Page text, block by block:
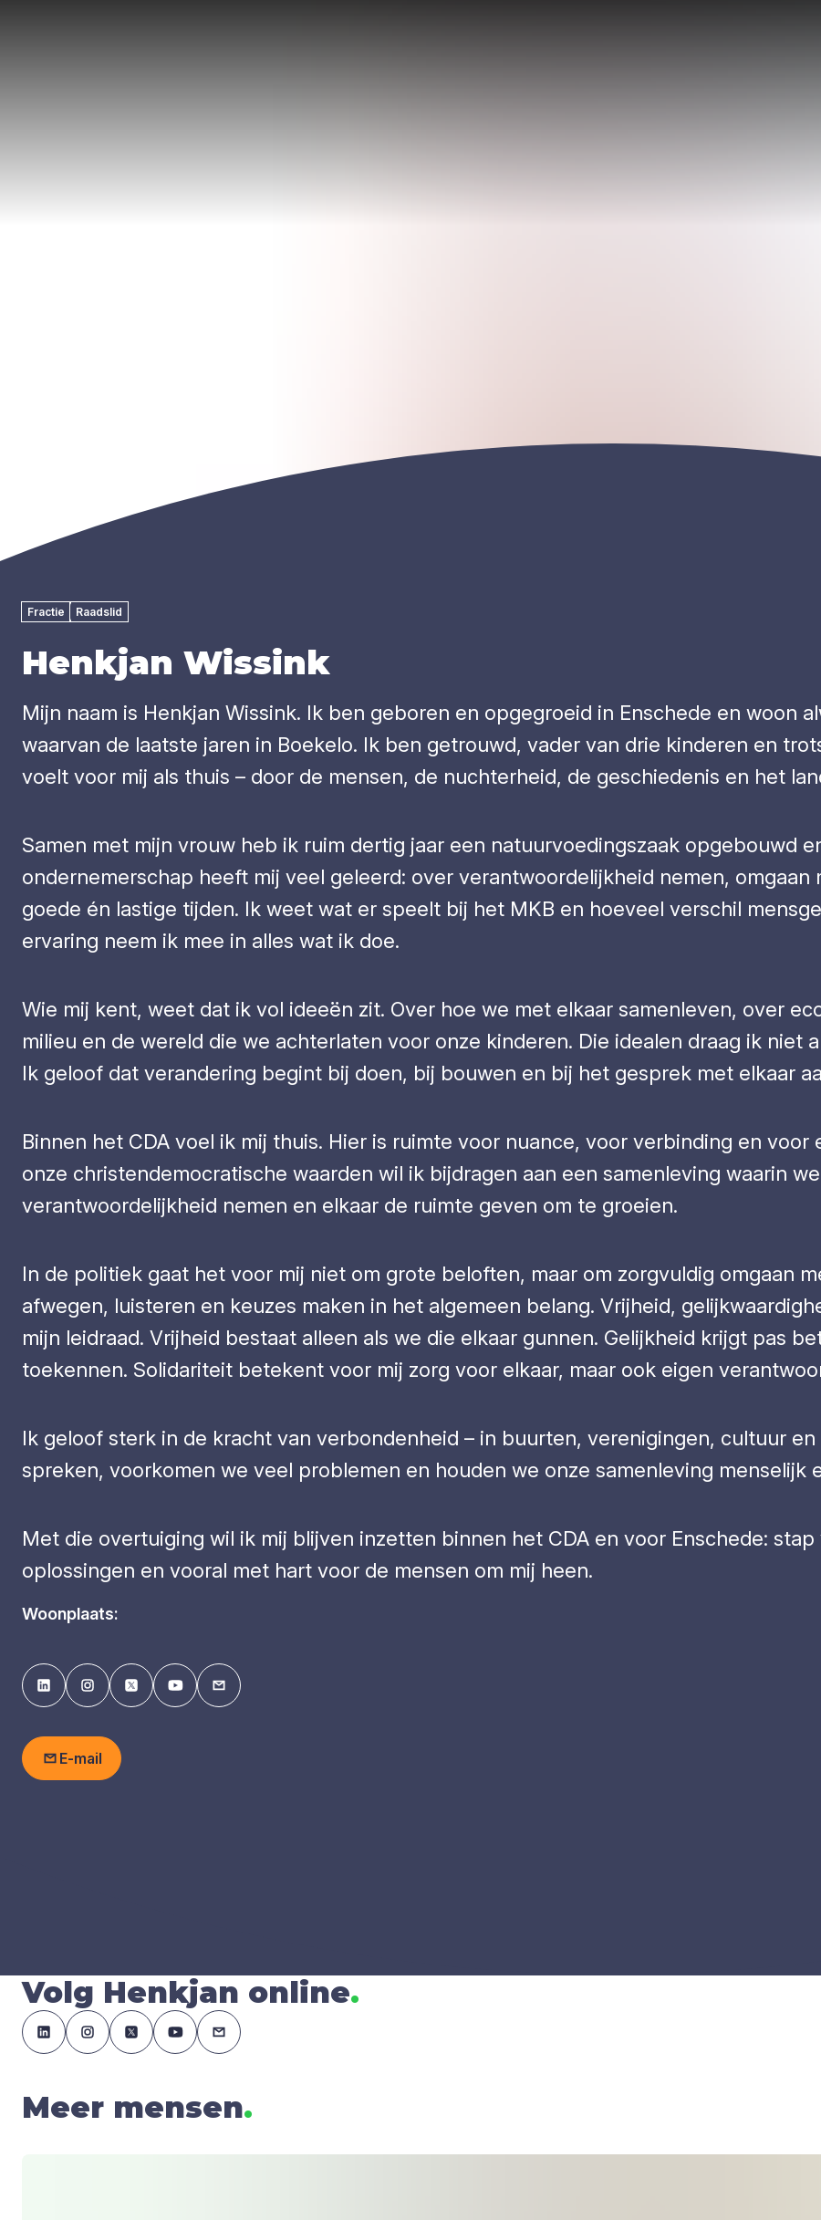
Fractie Raadslid
Henkjan Wissink
Mijn naam is Henkjan Wissink. Ik ben geboren en opgegroeid in Enschede en woon
waarvan de laatste jaren in Boekelo. Ik ben getrouwd, vader van drie kinderen en
voelt voor mij als thuis – door de mensen, de nuchterheid, de geschiedenis en het
Samen met mijn vrouw heb ik ruim dertig jaar een natuurvoedingszaak opgebouwd
ondernemerschap heeft mij veel geleerd: over verantwoordelijkheid nemen,
goede én lastige tijden. Ik weet wat er speelt bij het MKB en hoeveel verschil
ervaring neem ik mee in alles wat ik doe.
Wie mij kent, weet dat ik vol ideeën zit. Over hoe we met elkaar samenleven, over
milieu en de wereld die we achterlaten voor onze kinderen. Die idealen draag ik niet
Ik geloof dat verandering begint bij doen, bij bouwen en bij het gesprek met elkaar
Binnen het CDA voel ik mij thuis. Hier is ruimte voor nuance, voor verbinding en
onze christendemocratische waarden wil ik bijdragen aan een samenleving waarin
verantwoordelijkheid nemen en elkaar de ruimte geven om te groeien.
In de politiek gaat het voor mij niet om grote beloften, maar om zorgvuldig omgaan
afwegen, luisteren en keuzes maken in het algemeen belang. Vrijheid,
mijn leidraad. Vrijheid bestaat alleen als we die elkaar gunnen. Gelijkheid krijgt pas
toekennen. Solidariteit betekent voor mij zorg voor elkaar, maar ook eigen
Ik geloof sterk in de kracht van verbondenheid – in buurten, verenigingen, cultuur
spreken, voorkomen we veel problemen en houden we onze samenleving menselijk
Met die overtuiging wil ik mij blijven inzetten binnen het CDA en voor Enschede:
oplossingen en vooral met hart voor de mensen om mij heen.
Woonplaats:
E-mail
Volg Henkjan online.
Meer mensen.